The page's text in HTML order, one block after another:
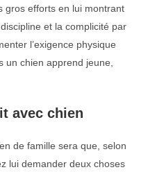
gros efforts en lui montrant
et la complicité par
l’exigence physique
un chien apprend jeune,
avec chien
de famille sera que, selon
lui demander deux choses